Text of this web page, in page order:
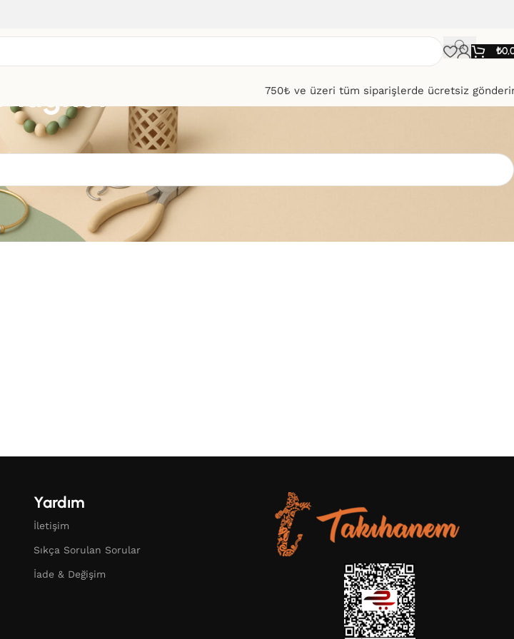
₺
750₺ ve üzeri tüm siparişlerde ücretsiz
Yardım
İletişim
Sıkça Sorulan Sorular
İade & Değişim